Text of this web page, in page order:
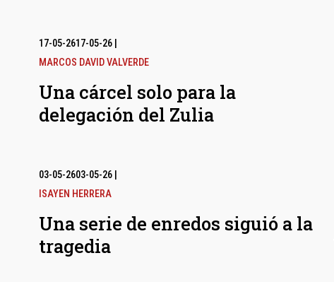
17-05-2617-05-26|
MARCOS DAVID VALVERDE
Una cárcel solo para la
delegación del Zulia
03-05-2603-05-26|
ISAYEN HERRERA
Una serie de enredos siguió a la
tragedia